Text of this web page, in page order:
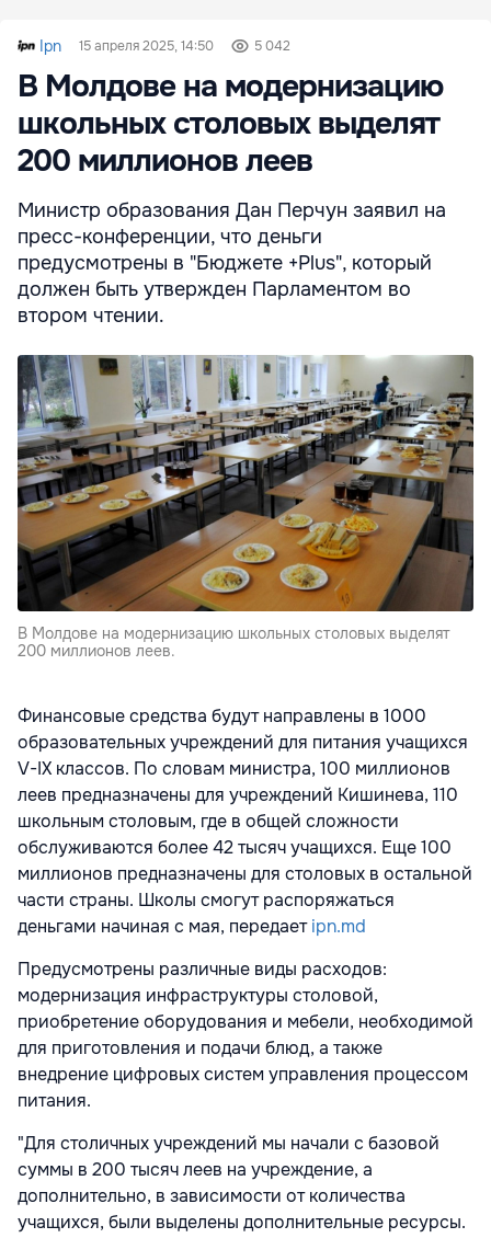
Ipn 15 апреля 2025, 14:50 5 042
В Молдове на модернизацию
школьных столовых выделят
200 миллионов леев
Министр образования Дан Перчун заявил на
пресс-конференции, что деньги
предусмотрены в "Бюджете +Plus", который
должен быть утвержден Парламентом во
втором чтении.
В Молдове на модернизацию школьных столовых выделят
200 миллионов леев.
Финансовые средства будут направлены в 1000
образовательных учреждений для питания учащихся
V-IX классов. По словам министра, 100 миллионов
леев предназначены для учреждений Кишинева, 110
школьным столовым, где в общей сложности
обслуживаются более 42 тысяч учащихся. Еще 100
миллионов предназначены для столовых в остальной
части страны. Школы смогут распоряжаться
деньгами начиная с мая, передаетipn.md
Предусмотрены различные виды расходов:
модернизация инфраструктуры столовой,
приобретение оборудования и мебели, необходимой
для приготовления и подачи блюд, а также
внедрение цифровых систем управления процессом
питания.
"Для столичных учреждений мы начали с базовой
суммы в 200 тысяч леев на учреждение, а
дополнительно, в зависимости от количества
учащихся, были выделены дополнительные ресурсы.